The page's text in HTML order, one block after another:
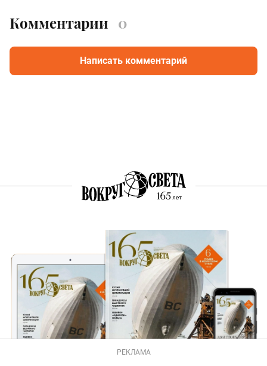
Комментарии 0
Написать комментарий
РЕКЛАМА